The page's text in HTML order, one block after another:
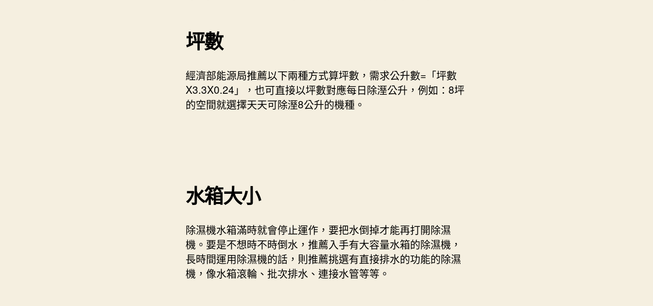
坪數
經濟部能源局推薦以下兩種方式算坪數，需求公升數=「坪數
X3.3X0.24」，也可直接以坪數對應每日除溼公升，例如：8坪
的空間就選擇天天可除溼8公升的機種。
水箱大小
除濕機水箱滿時就會停止運作，要把水倒掉才能再打開除濕
機。要是不想時不時倒水，推薦入手有大容量水箱的除濕機，
長時間運用除濕機的話，則推薦挑選有直接排水的功能的除濕
機，像水箱滾輪、批次排水、連接水管等等。